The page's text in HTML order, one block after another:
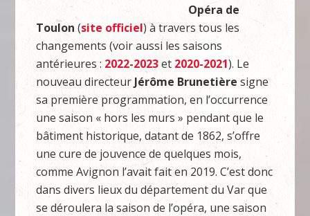
Opéra de
Toulon (site officiel) à travers tous les
changements (voir aussi les saisons
antérieures : 2022-2023et 2020-2021). Le
nouveau directeur Jérôme Brunetière signe
sa première programmation, en l’occurrence
une saison « hors les murs » pendant que le
bâtiment historique, datant de 1862, s’offre
une cure de jouvence de quelques mois,
comme Avignon l’avait fait en 2019. C’est donc
dans divers lieux du département du Var que
se déroulera la saison de l’opéra, une saison